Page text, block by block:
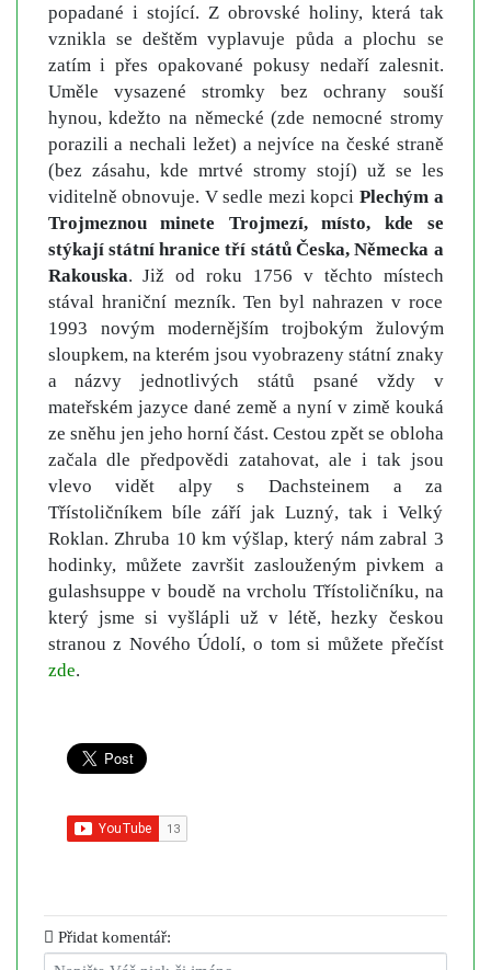
popadané i stojící. Z obrovské holiny, která tak
vznikla se deštěm vyplavuje půda a plochu se
zatím i přes opakované pokusy nedaří zalesnit.
Uměle vysazené stromky bez ochrany souší
hynou, kdežto na německé (zde nemocné stromy
porazili a nechali ležet) a nejvíce na české straně
(bez zásahu, kde mrtvé stromy stojí) už se les
viditelně obnovuje. V sedle mezi kopci Plechým a
Trojmeznou minete Trojmezí, místo, kde se
stýkají státní hranice tří států Česka, Německa a
Rakouska. Již od roku 1756 v těchto místech
stával hraniční mezník. Ten byl nahrazen v roce
1993 novým modernějším trojbokým žulovým
sloupkem, na kterém jsou vyobrazeny státní znaky
a názvy jednotlivých států psané vždy v
mateřském jazyce dané země a nyní v zimě kouká
ze sněhu jen jeho horní část. Cestou zpět se obloha
začala dle předpovědi zatahovat, ale i tak jsou
vlevo vidět alpy s Dachsteinem a za
Třístoličníkem bíle září jak Luzný, tak i Velký
Roklan. Zhruba 10 km výšlap, který nám zabral 3
hodinky, můžete završit zaslouženým pivkem a
gulashsuppe v boudě na vrcholu Třístoličníku, na
který jsme si vyšlápli už v létě, hezky českou
stranou z Nového Údolí, o tom si můžete přečíst
zde.
Přidat komentář: